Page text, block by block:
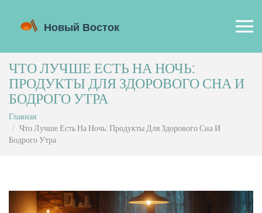
ЧТО ЛУЧШЕ ЕСТЬ НА НОЧЬ:
ПРОДУКТЫ ДЛЯ ЗДОРОВОГО СНА И
БОДРОГО УТРА
Главная
Что Лучше Есть На Ночь: Продукты Для Здорового Сна И
Бодрого Утра